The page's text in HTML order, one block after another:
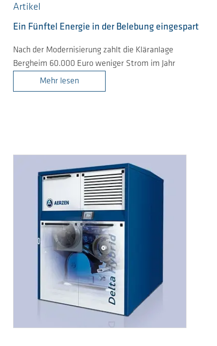
Artikel
Ein Fünftel Energie in der Belebung eingespart
Nach der Modernisierung zahlt die Kläranlage
Bergheim 60.000 Euro weniger Strom im Jahr
Mehr lesen